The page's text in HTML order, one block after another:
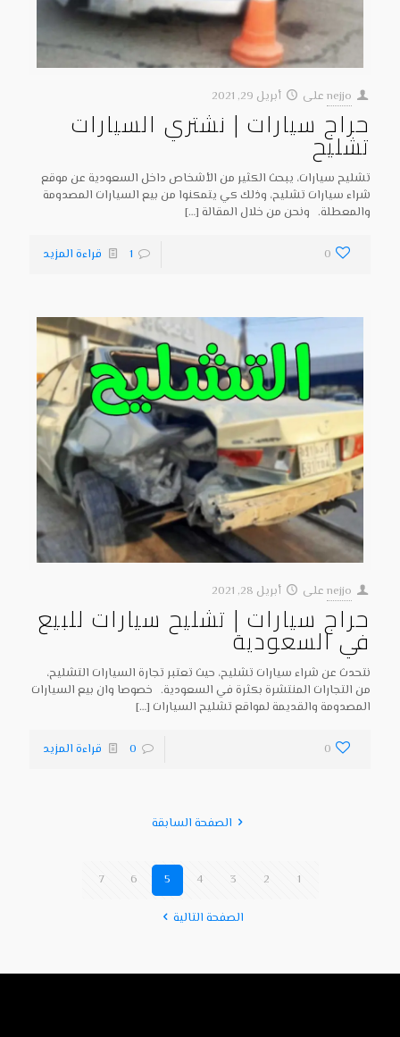
nejjo على أبريل 29, 2021
حراج سيارات | نشتري السيارات
تشليح
تشليح سيارات، يبحث الكثير من الأشخاص داخل السعودية عن موقع
شراء سيارات تشليح، وذلك كي يتمكنوا من بيع السيارات المصدومة
والمعطلة. ونحن من خلال المقالة […]
0
1 قراءة المزيد
nejjo على أبريل 28, 2021
حراج سيارات | تشليح سيارات للبيع
في السعودية
نتحدث عن شراء سيارات تشليح، حيث تعتبر تجارة السيارات التشليح،
من التجارات المنتشرة بكثرة في السعودية. خصوصا وان بيع السيارات
المصدومة والقديمة لمواقع تشليح السيارات […]
0
0 قراءة المزيد
الصفحة السابقة
1
2
3
4
5
6
7
الصفحة التالية